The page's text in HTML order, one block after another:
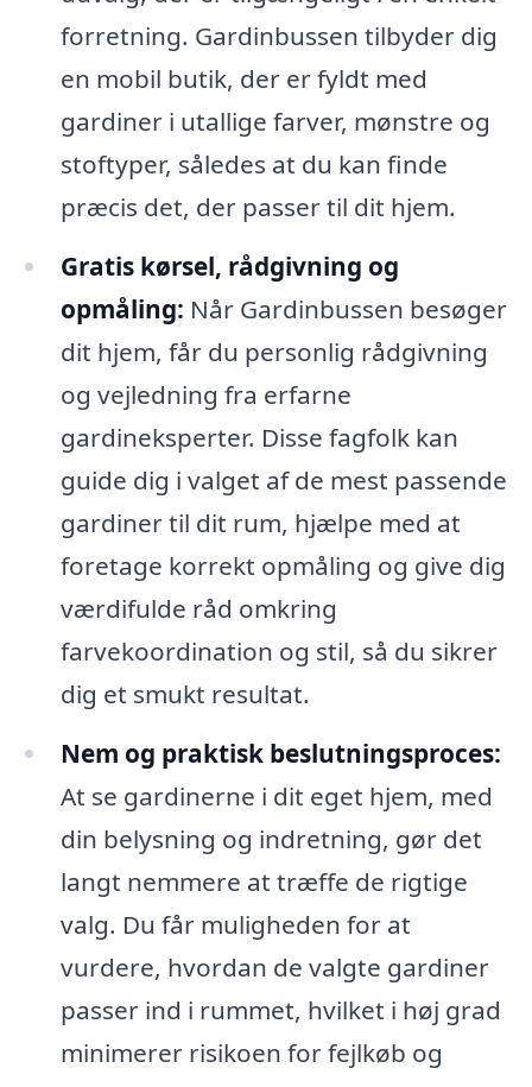
forretning. Gardinbussen tilbyder dig
en mobil butik, der er fyldt med
gardiner i utallige farver, mønstre og
stoftyper, således at du kan finde
præcis det, der passer til dit hjem.
Gratis kørsel, rådgivning og
opmåling: Når Gardinbussen besøger
dit hjem, får du personlig rådgivning
og vejledning fra erfarne
gardineksperter. Disse fagfolk kan
guide dig i valget af de mest passende
gardiner til dit rum, hjælpe med at
foretage korrekt opmåling og give dig
værdifulde råd omkring
farvekoordination og stil, så du sikrer
dig et smukt resultat.
Nem og praktisk beslutningsproces:
At se gardinerne i dit eget hjem, med
din belysning og indretning, gør det
langt nemmere at træffe de rigtige
valg. Du får muligheden for at
vurdere, hvordan de valgte gardiner
passer ind i rummet, hvilket i høj grad
minimerer risikoen for fejlkøb og